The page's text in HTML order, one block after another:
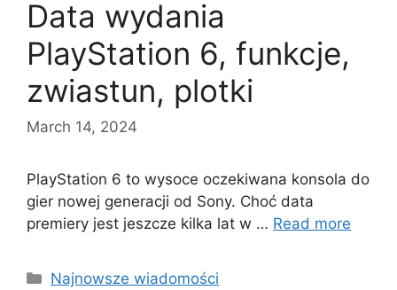
Data wydania
PlayStation 6, funkcje,
zwiastun, plotki
March 14, 2024
PlayStation 6 to wysoce oczekiwana konsola do
gier nowej generacji od Sony. Choć data
premiery jest jeszcze kilka lat w … Read more
Categories
Najnowsze wiadomości